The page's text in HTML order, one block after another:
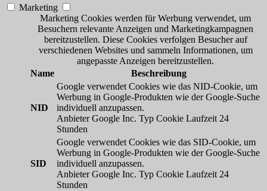
Marketing
Marketing Cookies werden für Werbung verwendet, um
Besuchern relevante Anzeigen und Marketingkampagnen
bereitzustellen. Diese Cookies verfolgen Besucher auf
verschiedenen Websites und sammeln Informationen, um
angepasste Anzeigen bereitzustellen.
Name
Beschreibung
NID
Google verwendet Cookies wie das NID-Cookie, um
Werbung in Google-Produkten wie der Google-Suche
individuell anzupassen.
Anbieter Google Inc. Typ Cookie Laufzeit 24
Stunden
SID
Google verwendet Cookies wie das SID-Cookie, um
Werbung in Google-Produkten wie der Google-Suche
individuell anzupassen.
Anbieter Google Inc. Typ Cookie Laufzeit 24
Stunden